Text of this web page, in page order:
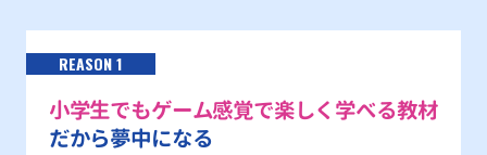
REASON 1
小学生でもゲーム感覚で楽しく学べる教材
だから夢中になる